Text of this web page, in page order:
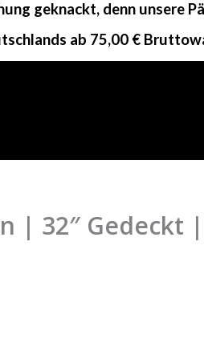
geknackt, denn unsere
ab 75,00 €
| 32″ Gedeckt